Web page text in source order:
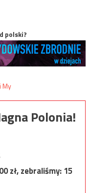
polski?
Polonia!
zł, zebraliśmy:15